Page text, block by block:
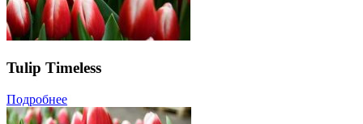
Tulip Timeless
Подробнее